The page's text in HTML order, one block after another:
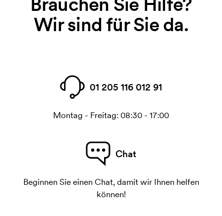
Wir sind für Sie da.
01 205 116 012 91
Montag - Freitag: 08:30 - 17:00
Chat
Beginnen Sie einen Chat, damit wir Ihnen helfen
können!